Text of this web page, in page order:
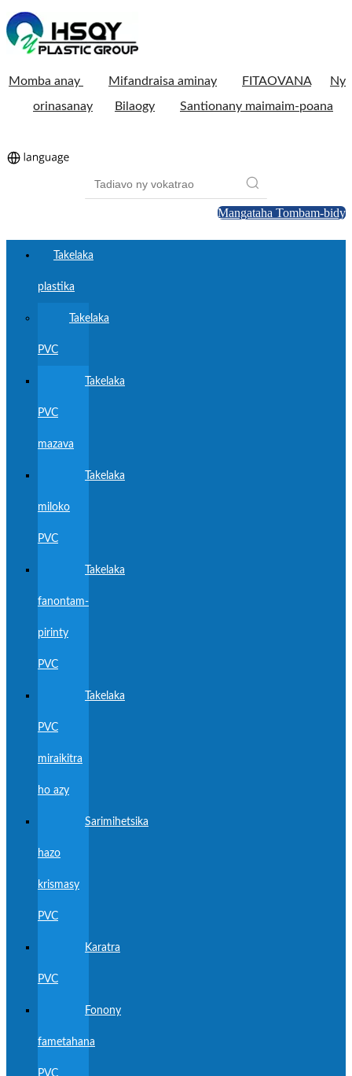
Momba anay Mifandraisa aminay FITAOVANA
Ny
orinasanay
Bilaogy Santionany maimaim-poana
Mangataha Tombam-bidy
Takelaka
plastika
Takelaka
PVC
Takelaka
PVC
mazava
Takelaka
miloko
PVC
Takelaka
fanontam-
pirinty
PVC
Takelaka
PVC
miraikitra
ho azy
Sarimihetsika
hazo
krismasy
PVC
Karatra
PVC
Fonony
fametahana
PVC